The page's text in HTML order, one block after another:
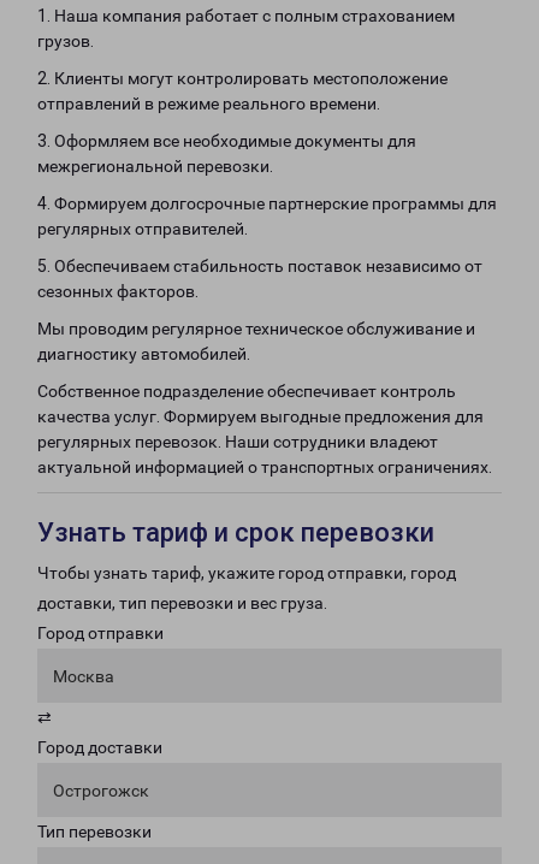
1. Наша компания работает с полным страхованием
грузов.
2. Клиенты могут контролировать местоположение
отправлений в режиме реального времени.
3. Оформляем все необходимые документы для
межрегиональной перевозки.
4. Формируем долгосрочные партнерские программы для
регулярных отправителей.
5. Обеспечиваем стабильность поставок независимо от
сезонных факторов.
Мы проводим регулярное техническое обслуживание и
диагностику автомобилей.
Собственное подразделение обеспечивает контроль
качества услуг. Формируем выгодные предложения для
регулярных перевозок. Наши сотрудники владеют
актуальной информацией о транспортных ограничениях.
Узнать тариф и срок перевозки
Чтобы узнать тариф, укажите город отправки, город
доставки, тип перевозки и вес груза.
Город отправки
Москва
⇄
Город доставки
Острогожск
Тип перевозки